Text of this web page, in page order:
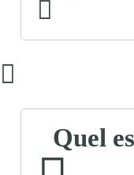
Quel